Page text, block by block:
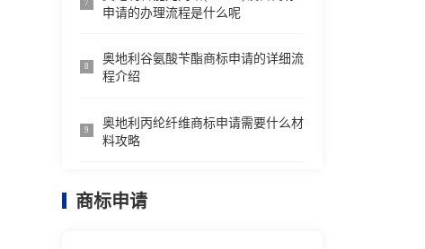
7
申请的办理流程是什么呢
8
奥地利谷氨酸苄酯商标申请的详细流
程介绍
9
奥地利丙纶纤维商标申请需要什么材
料攻略
商标申请